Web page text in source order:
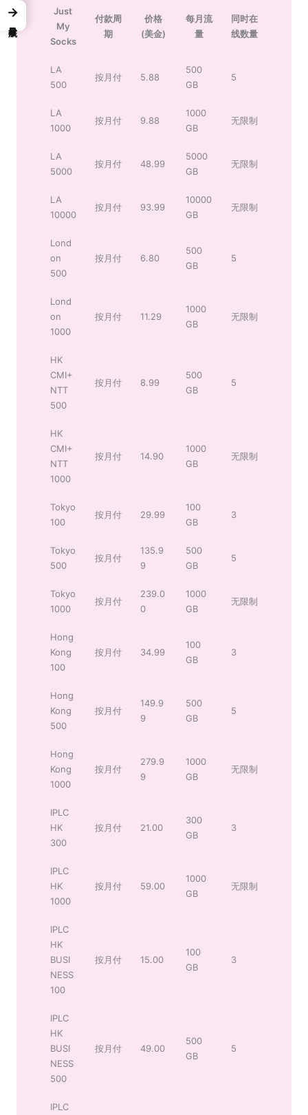
Just
My
Socks
付款周
期
价格
(美金)
每月流
量
同时在
线数量
LA
500
按月付 5.88
500
GB
5
LA
1000
按月付 9.88
1000
GB
无限制
LA
5000
按月付 48.99
5000
GB
无限制
LA
10000
按月付 93.99
10000
GB
无限制
Lond
on
500
按月付 6.80
500
GB
5
Lond
on
1000
按月付 11.29
1000
GB
无限制
HK
CMI+
NTT
500
按月付 8.99
500
GB
5
HK
CMI+
NTT
1000
按月付 14.90
1000
GB
无限制
Tokyo
100
按月付 29.99
100
GB
3
Tokyo
500
按月付
135.9
9
500
GB
5
Tokyo
1000
按月付
239.0
0
1000
GB
无限制
Hong
Kong
100
按月付 34.99
100
GB
3
Hong
Kong
500
按月付
149.9
9
500
GB
5
Hong
Kong
1000
按月付
279.9
9
1000
GB
无限制
IPLC
HK
300
按月付 21.00
300
GB
3
IPLC
HK
1000
按月付 59.00
1000
GB
无限制
IPLC
HK
BUSI
NESS
100
按月付 15.00
100
GB
3
IPLC
HK
BUSI
NESS
500
按月付 49.00
500
GB
5
IPLC
→